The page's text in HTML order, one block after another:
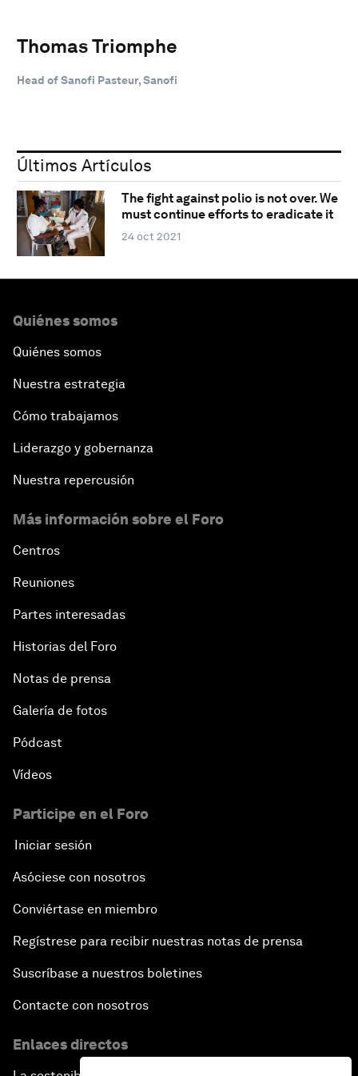
Thomas Triomphe
Head of Sanofi Pasteur, Sanofi
Últimos Artículos
The fight against polio is not over. We
must continue efforts to eradicate it
24 oct 2021
Quiénes somos
Quiénes somos
Nuestra estrategia
Cómo trabajamos
Liderazgo y gobernanza
Nuestra repercusión
Más información sobre el Foro
Centros
Reuniones
Partes interesadas
Historias del Foro
Notas de prensa
Galería de fotos
Pódcast
Vídeos
Participe en el Foro
Iniciar sesión
Asóciese con nosotros
Conviértase en miembro
Regístrese para recibir nuestras notas de prensa
Suscríbase a nuestros boletines
Contacte con nosotros
Enlaces directos